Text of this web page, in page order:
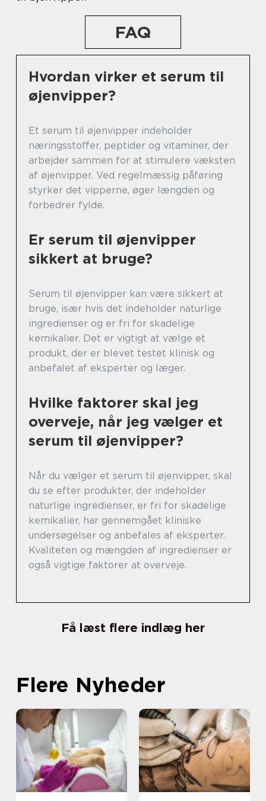
FAQ
Hvordan virker et serum til
øjenvipper?
Et serum til øjenvipper indeholder
næringsstoffer, peptider og vitaminer, der
arbejder sammen for at stimulere væksten
af øjenvipper. Ved regelmæssig påføring
styrker det vipperne, øger længden og
forbedrer fylde.
Er serum til øjenvipper
sikkert at bruge?
Serum til øjenvipper kan være sikkert at
bruge, især hvis det indeholder naturlige
ingredienser og er fri for skadelige
kemikalier. Det er vigtigt at vælge et
produkt, der er blevet testet klinisk og
anbefalet af eksperter og læger.
Hvilke faktorer skal jeg
overveje, når jeg vælger et
serum til øjenvipper?
Når du vælger et serum til øjenvipper, skal
du se efter produkter, der indeholder
naturlige ingredienser, er fri for skadelige
kemikalier, har gennemgået kliniske
undersøgelser og anbefales af eksperter.
Kvaliteten og mængden af ingredienser er
også vigtige faktorer at overveje.
Få læst flere indlæg her
Flere Nyheder